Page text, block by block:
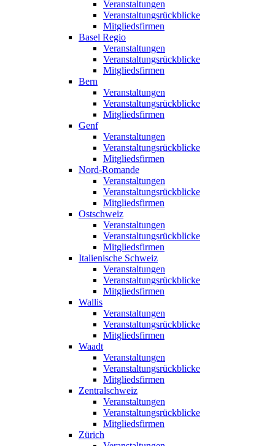
Veranstaltungen
Veranstaltungsrückblicke
Mitgliedsfirmen
Basel Regio
Veranstaltungen
Veranstaltungsrückblicke
Mitgliedsfirmen
Bern
Veranstaltungen
Veranstaltungsrückblicke
Mitgliedsfirmen
Genf
Veranstaltungen
Veranstaltungsrückblicke
Mitgliedsfirmen
Nord-Romande
Veranstaltungen
Veranstaltungsrückblicke
Mitgliedsfirmen
Ostschweiz
Veranstaltungen
Veranstaltungsrückblicke
Mitgliedsfirmen
Italienische Schweiz
Veranstaltungen
Veranstaltungsrückblicke
Mitgliedsfirmen
Wallis
Veranstaltungen
Veranstaltungsrückblicke
Mitgliedsfirmen
Waadt
Veranstaltungen
Veranstaltungsrückblicke
Mitgliedsfirmen
Zentralschweiz
Veranstaltungen
Veranstaltungsrückblicke
Mitgliedsfirmen
Zürich